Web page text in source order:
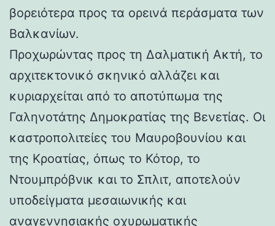
βορειότερα προς τα ορεινά περάσματα των
Βαλκανίων.
Προχωρώντας προς τη Δαλματική Ακτή, το
αρχιτεκτονικό σκηνικό αλλάζει και
κυριαρχείται από το αποτύπωμα της
Γαληνοτάτης Δημοκρατίας της Βενετίας. Οι
καστροπολιτείες του Μαυροβουνίου και
της Κροατίας, όπως το Κότορ, το
Ντουμπρόβνικ και το Σπλιτ, αποτελούν
υποδείγματα μεσαιωνικής και
αναγεννησιακής οχυρωματικής